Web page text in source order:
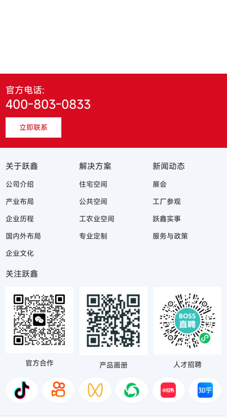
官方电话:
400-803-0833
立即联系
关于跃鑫
公司介绍
产业布局
企业历程
国内外布局
企业文化
解决方案
住宅空间
公共空间
工农业空间
专业定制
新闻动态
展会
工厂参观
跃鑫实事
服务与政策
关注跃鑫
官方合作 产品画册 人才招聘